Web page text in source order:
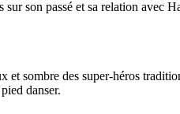
son passé et sa relation avec
et sombre des super-héros
danser.